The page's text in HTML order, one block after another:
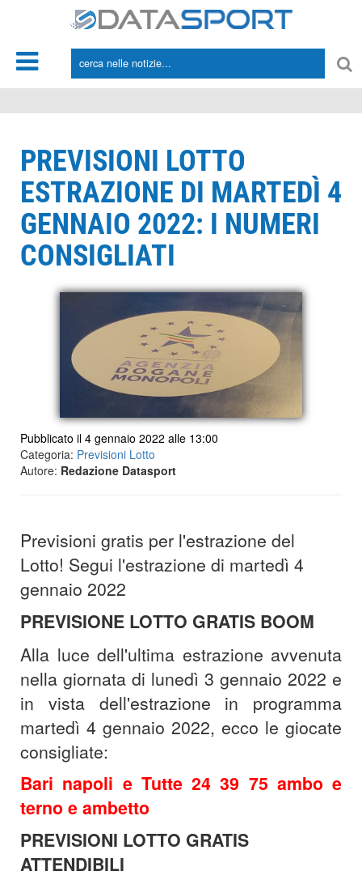
PREVISIONI LOTTO
ESTRAZIONE DI MARTEDÌ 4
GENNAIO 2022: I NUMERI
CONSIGLIATI
Pubblicato il 4 gennaio 2022 alle 13:00
Categoria: Previsioni Lotto
Autore: Redazione Datasport
Previsioni gratis per l'estrazione del
Lotto! Segui l'estrazione di martedì 4
gennaio 2022
PREVISIONE LOTTO GRATIS BOOM
Alla luce dell'ultima estrazione avvenuta
nella giornata di lunedì 3 gennaio 2022 e
in vista dell'estrazione in programma
martedì 4 gennaio 2022, ecco le giocate
consigliate:
Bari napoli e Tutte 24 39 75 ambo e
terno e ambetto
PREVISIONI LOTTO GRATIS
ATTENDIBILI